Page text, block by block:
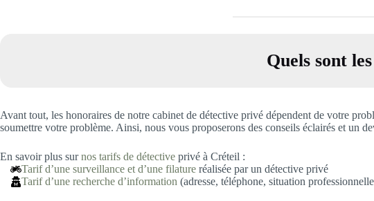
Quels sont
Avant tout, les honoraires de notre cabinet de détective privé dépendent de votre
soumettre votre problème. Ainsi, nous vous proposerons des conseils éclairés et un
En savoir plus surnos tarifs de détective privé à Créteil :
Tarif d’une surveillance et d’une filature réalisée par un détective privé
Tarif d’une recherche d’information (adresse, téléphone, situation